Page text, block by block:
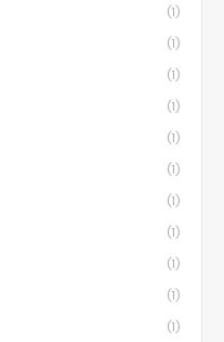
(1)
(1)
(1)
(1)
(1)
(1)
(1)
(1)
(1)
(1)
(1)